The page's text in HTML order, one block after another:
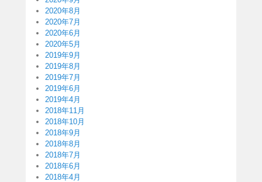
2020年8月
2020年7月
2020年6月
2020年5月
2019年9月
2019年8月
2019年7月
2019年6月
2019年4月
2018年11月
2018年10月
2018年9月
2018年8月
2018年7月
2018年6月
2018年4月